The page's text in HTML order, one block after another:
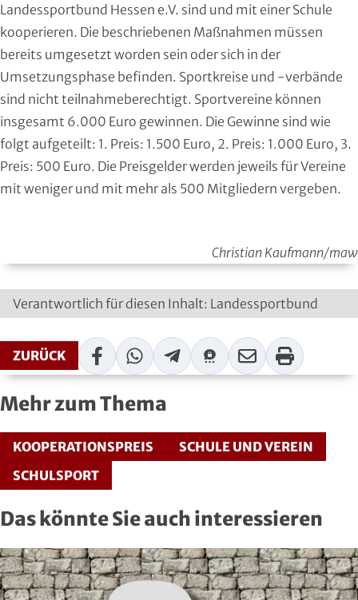
Landessportbund Hessen e.V. sind und mit einer Schule
kooperieren. Die beschriebenen Maßnahmen müssen
bereits umgesetzt worden sein oder sich in der
Umsetzungsphase befinden. Sportkreise und -verbände
sind nicht teilnahmeberechtigt. Sportvereine können
insgesamt 6.000 Euro gewinnen. Die Gewinne sind wie
folgt aufgeteilt: 1. Preis: 1.500 Euro, 2. Preis: 1.000 Euro, 3.
Preis: 500 Euro. Die Preisgelder werden jeweils für Vereine
mit weniger und mit mehr als 500 Mitgliedern vergeben.
Christian Kaufmann/maw
Verantwortlich für diesen Inhalt: Landessportbund
ZURÜCK FacebookWhatsAppTelegramThreema
Mail Print
Mehr zum Thema
KOOPERATIONSPREIS
SCHULE UND VEREIN
SCHULSPORT
Das könnte Sie auch interessieren
Vogelsberg
Waldeck-Frankenberg
Werra-Meißner
Wetterau
Wiesbaden
Fechten
Floorball
Frisbeesport
Fußball
Gehörlosen Sport
Ju-Jutsu
Kanu
Karate
Kegeln und Bowling
Luftsport